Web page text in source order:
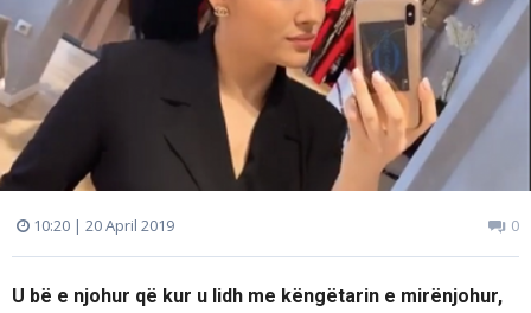
10:20 | 20 April 2019 0
U bë e njohur që kur u lidh me këngëtarin e mirënjohur,